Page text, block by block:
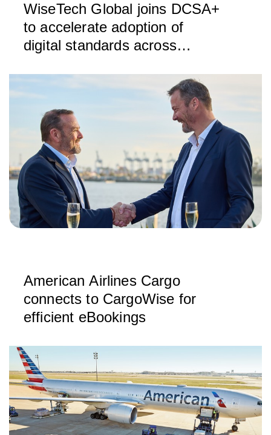
WiseTech Global joins DCSA+
to accelerate adoption of
digital standards across
American Airlines Cargo
connects to CargoWise for
efficient eBookings